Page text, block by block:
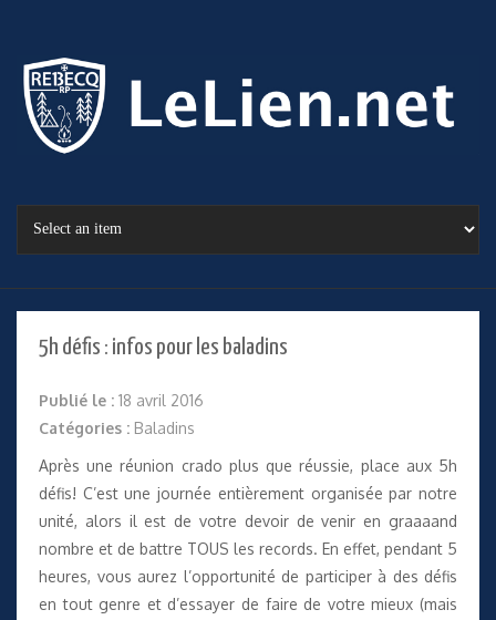
5h défis : infos pour les baladins
Publié le : 18 avril 2016
Catégories : Baladins
Après une réunion crado plus que réussie, place aux 5h
défis! C’est une journée entièrement organisée par notre
unité, alors il est de votre devoir de venir en graaaand
nombre et de battre TOUS les records. En effet, pendant 5
heures, vous aurez l’opportunité de participer à des défis
en tout genre et d’essayer de faire de votre mieux (mais